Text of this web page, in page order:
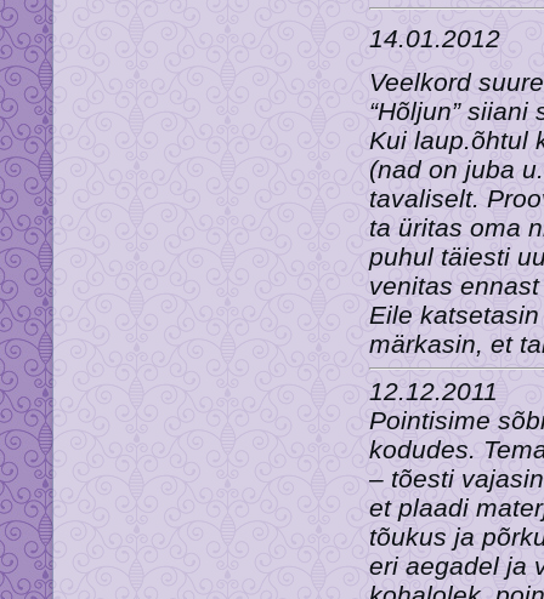
14.01.2012
Veelkord
“Hõljun”
Kui laup.õhtul
(nad on juba
tavaliselt.
ta üritas oma
puhul täiesti
venitas
Eile
märkasin, et
12.12.2011
Pointisime
kodudes.
– tõesti
et plaadi
tõukus ja
eri aegadel ja